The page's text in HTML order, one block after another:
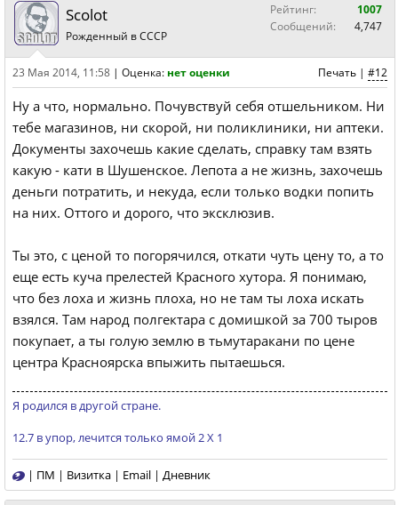
Scolot
Рожденный в СССР
Рейтинг:
1007
Сообщений:
4,747
Печать | #12
23 Мая 2014, 11:58 | Оценка: нет оценки
Ну а что, нормально. Почувствуй себя отшельником. Ни
тебе магазинов, ни скорой, ни поликлиники, ни аптеки.
Документы захочешь какие сделать, справку там взять
какую - кати в Шушенское. Лепота а не жизнь, захочешь
деньги потратить, и некуда, если только водки попить
на них. Оттого и дорого, что эксклюзив.
Ты это, с ценой то погорячился, откати чуть цену то, а то
еще есть куча прелестей Красного хутора. Я понимаю,
что без лоха и жизнь плоха, но не там ты лоха искать
взялся. Там народ полгектара с домишкой за 700 тыров
покупает, а ты голую землю в тьмутаракани по цене
центра Красноярска впыжить пытаешься.
Я родился в другой стране.
12.7 в упор, лечится только ямой 2 Х 1
| ПМ | Визитка | Email | Дневник